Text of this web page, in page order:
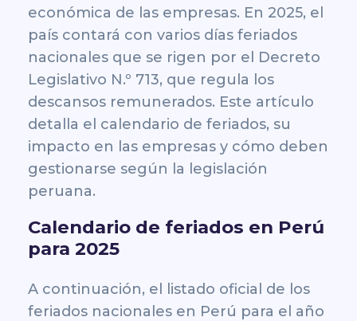
económica de las empresas. En 2025, el
país contará con varios días feriados
nacionales que se rigen por el Decreto
Legislativo N.º 713, que regula los
descansos remunerados. Este artículo
detalla el calendario de feriados, su
impacto en las empresas y cómo deben
gestionarse según la legislación
peruana.
Calendario de feriados en Perú
para 2025
A continuación, el listado oficial de los
feriados nacionales en Perú para el año